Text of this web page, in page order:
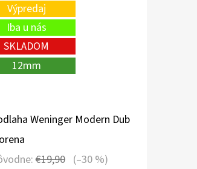
Výpredaj
Iba u nás
SKLADOM
12mm
Weninger Modern Dub
€19,90 (–30 %)